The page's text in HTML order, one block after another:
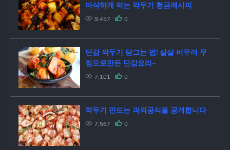
아삭하게 먹는 깍두기 황금레시피
9,457 0
단감 깍두기 담그는 법! 살살 버무려 무
침으로만든 단감요리~
7,101 0
깍두기 만드는 과외공식을 공개합니다
7,567 0